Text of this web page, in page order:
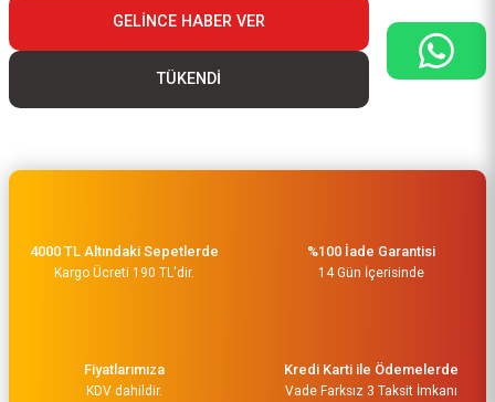
GELINCE HABER VER
TÜKENDİ
4000 TL Altındaki Sepetlerde
Kargo Ücreti 190 TL'dir.
%100 İade Garantisi
14 Gün İçerisinde
Fiyatlarımıza
KDV dahildir.
Kredi Karti ile Ödemelerde
Vade Farksız 3 Taksit İmkanı